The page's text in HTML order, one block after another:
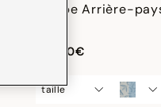
Nappe Arrière-
189,00€
taille